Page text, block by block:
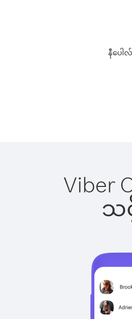
နီပေါ
Viber
သ